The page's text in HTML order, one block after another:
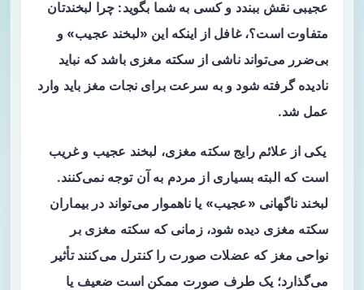
عجیبی نقش ببندد و کسی به شما بگوید: چرا لبخندتان
متفاوت است؟، غافل از اینکه این «لبخند عجیب» و
بی‌ضرر می‌تواند ناشی از سکته مغزی باشد که نباید
نادیده گرفته شود و به سرعت برای نجات مغز باید وارد
عمل شد.
یکی از علائم رایج سکته مغزی، لبخند عجیب و غریب
است که البته بسیاری از مردم به آن توجه نمی‌کنند.
لبخند ناگهانی «عجیب» یا ناهموار می‌تواند در بیماران
سکته مغزی دیده شود، زمانی که سکته مغزی بر
نواحی مغز که عضلات صورت را کنترل می‌کنند تأثیر
می‌گذارد؛ یک طرف صورت ممکن است ضعیف یا